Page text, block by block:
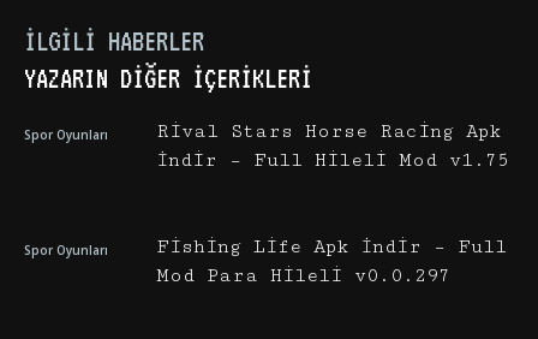
İLGILI HABERLER
YAZARIN DIĞER İÇERIKLERI
Spor Oyunları
Rival Stars Horse Racing Apk
İndir – Full Hileli Mod v1.75
Spor Oyunları
Fishing Life Apk İndir – Full
Mod Para Hileli v0.0.297